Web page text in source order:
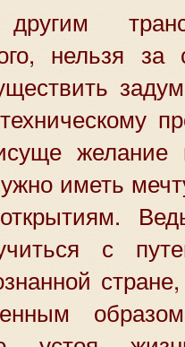
нельзя за
желание
иметь
с